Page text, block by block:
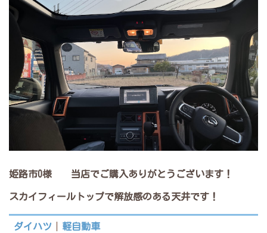
姫路市O様 当店でご購入ありがとうございます！
スカイフィールトップで解放感のある天井です！
ダイハツ 軽自動車